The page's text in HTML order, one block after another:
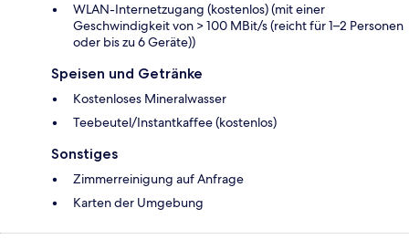
WLAN-Internetzugang (kostenlos) (mit einer
Geschwindigkeit von > 100 MBit/s (reicht für 1–2 Personen
oder bis zu 6 Geräte))
Speisen und Getränke
Kostenloses Mineralwasser
Teebeutel/Instantkaffee (kostenlos)
Sonstiges
Zimmerreinigung auf Anfrage
Karten der Umgebung